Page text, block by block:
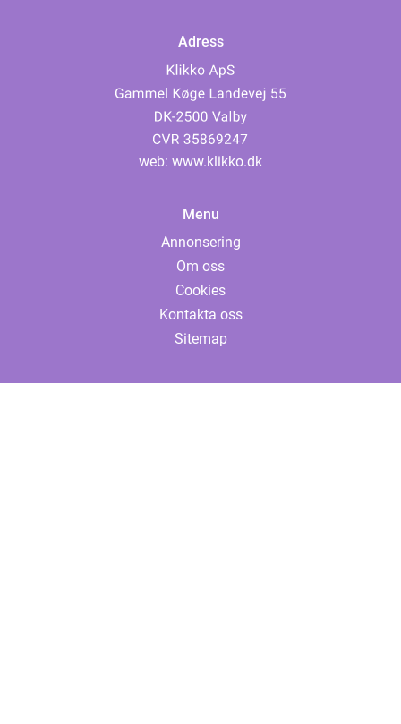
Adress
web: www.klikko.dk
Menu
Annonsering
Om oss
Cookies
Kontakta oss
Sitemap